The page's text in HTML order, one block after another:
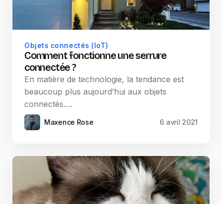
Objets connectés (IoT)
Comment fonctionne une serrure
connectée ?
En matière de technologie, la tendance est
beaucoup plus aujourd’hui aux objets
connectés.…
Maxence Rose 6 avril 2021